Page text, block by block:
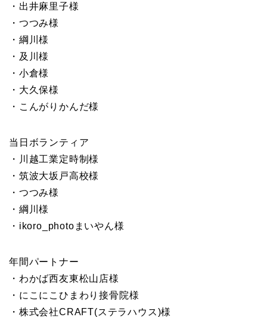
・出井麻里子様
・つつみ様
・綱川様
・及川様
・小倉様
・大久保様
・こんがりかんだ様
当日ボランティア
・川越工業定時制様
・筑波大坂戸高校様
・つつみ様
・綱川様
・ikoro_photoまいやん様
年間パートナー
・わかば西友東松山店様
・にこにこひまわり接骨院様
・株式会社CRAFT(ステラハウス)様